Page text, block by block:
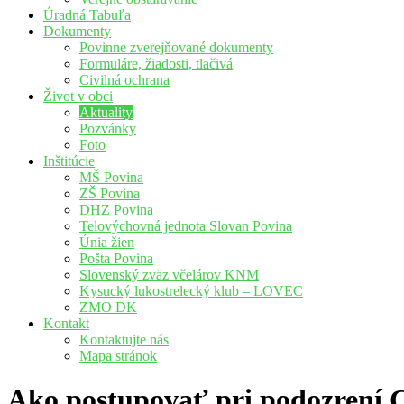
Úradná Tabuľa
Dokumenty
Povinne zverejňované dokumenty
Formuláre, žiadosti, tlačivá
Civilná ochrana
Život v obci
Aktuality
Pozvánky
Foto
Inštitúcie
MŠ Povina
ZŠ Povina
DHZ Povina
Telovýchovná jednota Slovan Povina
Únia žien
Pošta Povina
Slovenský zväz včelárov KNM
Kysucký lukostrelecký klub – LOVEC
ZMO DK
Kontakt
Kontaktujte nás
Mapa stránok